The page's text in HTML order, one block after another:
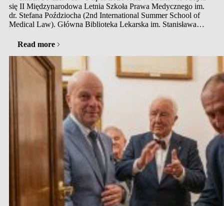
się II Międzynarodowa Letnia Szkoła Prawa Medycznego im.
dr. Stefana Poździocha (2nd International Summer School of
Medical Law). Główna Biblioteka Lekarska im. Stanisława
Tegoroczna edycja zgromadziła ekspertów z zakresu prawa
Read more